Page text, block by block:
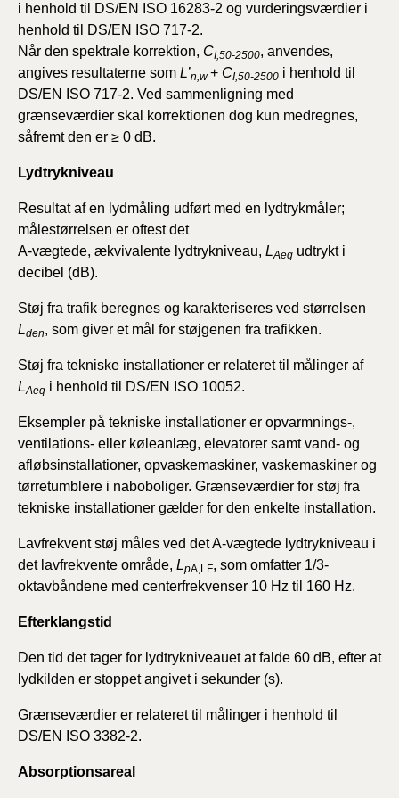
i henhold til DS/EN ISO 16283-2 og vurderingsværdier i
henhold til DS/EN ISO 717-2.
Når den spektrale korrektion, CI,50-2500, anvendes,
angives resultaterne som L’n,w + CI,50-2500 i henhold til
DS/EN ISO 717-2. Ved sammenligning med
grænseværdier skal korrektionen dog kun medregnes,
såfremt den er ≥ 0 dB.
Lydtrykniveau
Resultat af en lydmåling udført med en lydtrykmåler;
målestørrelsen er oftest det
A-vægtede, ækvivalente lydtrykniveau, LAeq udtrykt i
decibel (dB).
Støj fra trafik beregnes og karakteriseres ved størrelsen
Lden, som giver et mål for støjgenen fra trafikken.
Støj fra tekniske installationer er relateret til målinger af
LAeq i henhold til DS/EN ISO 10052.
Eksempler på tekniske installationer er opvarmnings-,
ventilations- eller køleanlæg, elevatorer samt vand- og
afløbsinstallationer, opvaskemaskiner, vaskemaskiner og
tørretumblere i naboboliger. Grænseværdier for støj fra
tekniske installationer gælder for den enkelte installation.
Lavfrekvent støj måles ved det A-vægtede lydtrykniveau i
det lavfrekvente område, LpA,LF, som omfatter 1/3-
oktavbåndene med centerfrekvenser 10 Hz til 160 Hz.
Efterklangstid
Den tid det tager for lydtrykniveauet at falde 60 dB, efter at
lydkilden er stoppet angivet i sekunder (s).
Grænseværdier er relateret til målinger i henhold til
DS/EN ISO 3382-2.
Absorptionsareal